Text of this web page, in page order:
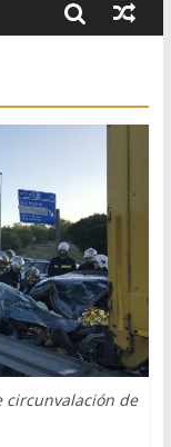
circunvalación de